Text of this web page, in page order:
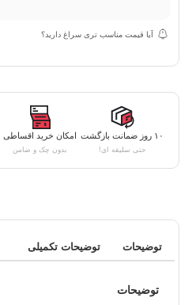
آیا قیمت مناسب تری سراغ دارید؟
۱۰ روز ضمانت بازگشت
حتی سلیقه ای!
امکان خرید اقساطی
بدون چک و ضامن
توضیحات توضیحات تکمیلی
توضیحات